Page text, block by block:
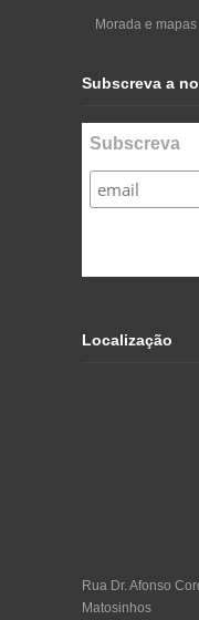
Morada e mapas
Subscreva a
Subscreva
Localização
Rua Dr. Afonso
Matosinhos